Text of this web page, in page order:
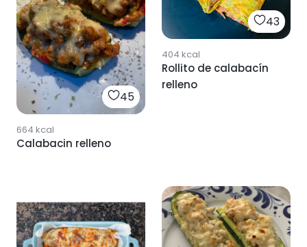
45
664 kcal
Calabacin relleno
43
404 kcal
Rollito de calabacín
relleno